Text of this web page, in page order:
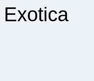
Exotica